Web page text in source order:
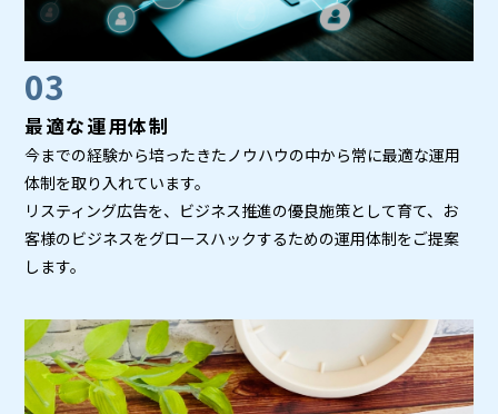
03
最適な運用体制
今までの経験から培ったきたノウハウの中から常に最適な運用
体制を取り入れています。
リスティング広告を、ビジネス推進の優良施策として育て、お
客様のビジネスをグロースハックするための運用体制をご提案
します。